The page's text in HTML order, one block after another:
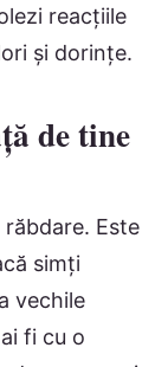
reacțiile
și dorințe.
de tine
Este
simți
vechile
fi cu o